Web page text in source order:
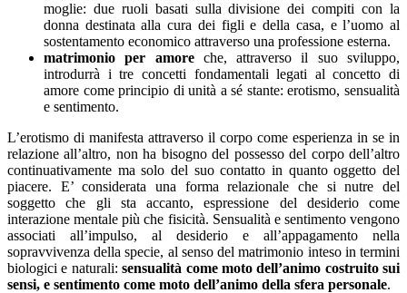
moglie: due ruoli basati sulla divisione dei compiti con la
donna destinata alla cura dei figli e della casa, e l’uomo al
sostentamento economico attraverso una professione esterna.
matrimonio per amoreche, attraverso il suo sviluppo,
introdurrà i tre concetti fondamentali legati al concetto di
amore come principio di unità a sé stante: erotismo, sensualità
e sentimento.
L’erotismo di manifesta attraverso il corpo come esperienza in se in
relazione all’altro, non ha bisogno del possesso del corpo dell’altro
continuativamente ma solo del suo contatto in quanto oggetto del
piacere. E’ considerata una forma relazionale che si nutre del
soggetto che gli sta accanto, espressione del desiderio come
interazione mentale più che fisicità. Sensualità e sentimento vengono
associati all’impulso, al desiderio e all’appagamento nella
sopravvivenza della specie, al senso del matrimonio inteso in termini
biologici e naturali:sensualità come moto dell’animo costruito sui
sensi, e sentimento come moto dell’animo della sfera personale.